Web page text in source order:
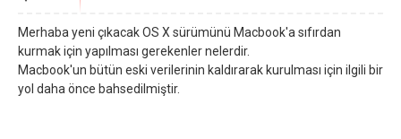
Merhaba yeni çıkacak OS X sürümünü Macbook'a sıfırdan
kurmak için yapılması gerekenler nelerdir.
Macbook'un bütün eski verilerinin kaldırarak kurulması için ilgili bir
yol daha önce bahsedilmiştir.